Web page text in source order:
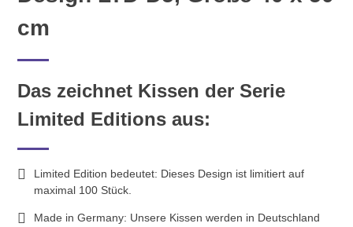
cm
Das zeichnet Kissen der Serie
Limited Editions aus:
Limited Edition bedeutet: Dieses Design ist limitiert auf
maximal 100 Stück.
Made in Germany: Unsere Kissen werden in Deutschland